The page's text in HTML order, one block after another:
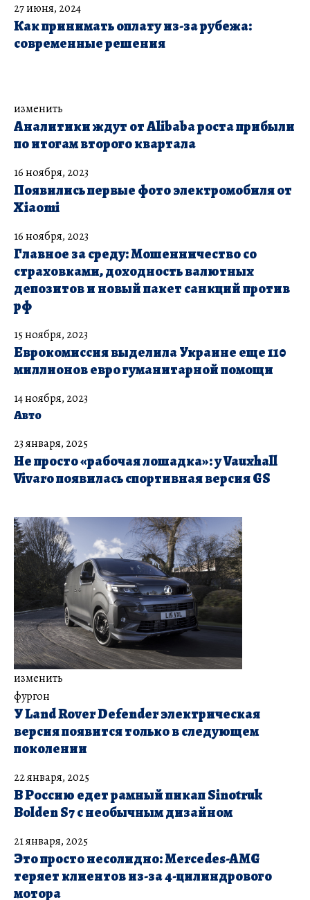
27 июня, 2024
Как принимать оплату из-за рубежа:
современные решения
изменить
Аналитики ждут от Alibaba роста прибыли
по итогам второго квартала
16 ноября, 2023
Появились первые фото электромобиля от
Xiaomi
16 ноября, 2023
Главное за среду: Мошенничество со
страховками, доходность валютных
депозитов и новый пакет санкций против
рф
15 ноября, 2023
Еврокомиссия выделила Украине еще 110
миллионов евро гуманитарной помощи
14 ноября, 2023
Авто
23 января, 2025
Не просто «рабочая лошадка»: у Vauxhall
Vivaro появилась спортивная версия GS
изменить
фургон
У Land Rover Defender электрическая
версия появится только в следующем
поколении
22 января, 2025
В Россию едет рамный пикап Sinotruk
Bolden S7 с необычным дизайном
21 января, 2025
Это просто несолидно: Mercedes-AMG
теряет клиентов из-за 4-цилиндрового
мотора